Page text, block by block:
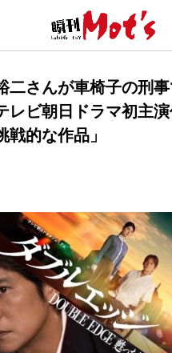
二さんが車椅子の刑
レビ朝日ドラマ初主
戦的な作品」